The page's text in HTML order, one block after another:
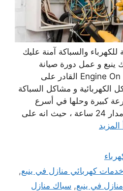
والسباكة آمنة عليك
ينبع و عمل دورة صيانة
لسباكة منزلك انجين اون Engine On القادر على
الكهربائية و مشاكل السباكة
كبيرة وحلها في أسرع
وقت، يوفر الخدمة على مدار 24 ساعة ، حيث انه على
المزيد
خدمات كهربائي منازل في ينبع,
في ينبع, سباك منازل